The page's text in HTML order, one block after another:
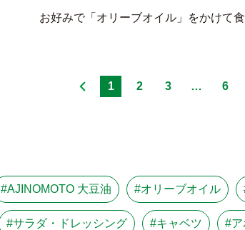
お好みで「オリーブオイル」をかけて食
1 2 3 … 6
#AJINOMOTO 大豆油 #オリーブオイル
#サラダ・ドレッシング #キャベツ #ア